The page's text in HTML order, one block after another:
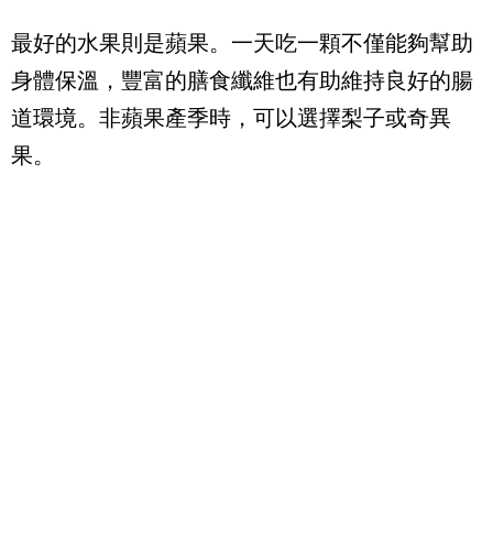
最好的水果則是蘋果。一天吃一顆不僅能夠幫助
身體保溫，豐富的膳食纖維也有助維持良好的腸
道環境。非蘋果產季時，可以選擇梨子或奇異
果。